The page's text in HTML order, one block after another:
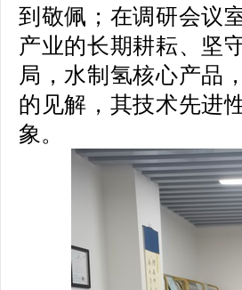
到敬佩；在调研会议
产业的长期耕耘、坚
局，水制氢核心产品
的见解，其技术先进
象。